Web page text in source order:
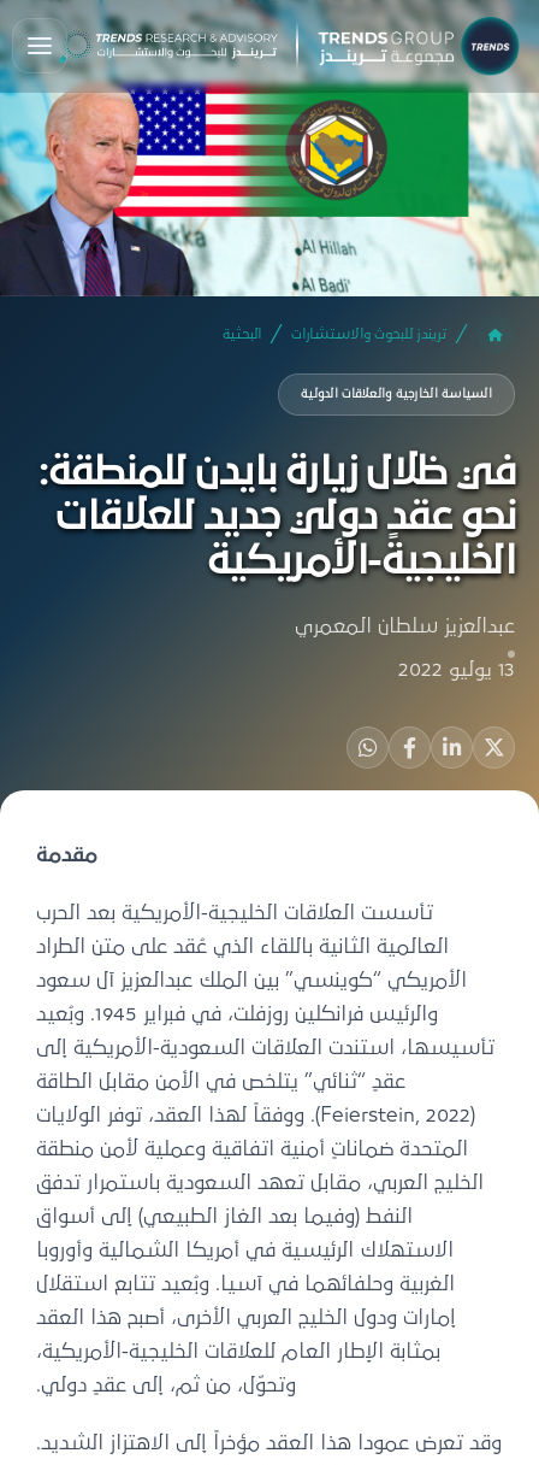
تريندز للبحوث والاستشارات البحثية
السياسة الخارجية والعلاقات الدولية
في ظلال زيارة بايدن للمنطقة:
نحو عقدٍ دولي جديد للعلاقات
الخليجية-الأمريكية
عبدالعزيز سلطان المعمري
13 يوليو 2022
مقدمة
تأسست العلاقات الخليجية-الأمريكية بعد الحرب
العالمية الثانية باللقاء الذي عُقد على متن الطراد
الأمريكي “كوينسي” بين الملك عبدالعزيز آل سعود
والرئيس فرانكلين روزفلت، في فبراير 1945. وبُعيد
تأسيسها، استندت العلاقات السعودية-الأمريكية إلى
عقدٍ “ثنائي” يتلخص في الأمن مقابل الطاقة
(Feierstein, 2022). ووفقاً لهذا العقد، توفر الولايات
المتحدة ضماناتٍ أمنية اتفاقية وعملية لأمن منطقة
الخليج العربي، مقابل تعهد السعودية باستمرار تدفق
النفط (وفيما بعد الغاز الطبيعي) إلى أسواق
الاستهلاك الرئيسية في أمريكا الشمالية وأوروبا
الغربية وحلفائهما في آسيا. وبُعيد تتابع استقلال
إمارات ودول الخليج العربي الأخرى، أصبح هذا العقد
بمثابة الإطار العام للعلاقات الخليجية-الأمريكية،
وتحوّل، من ثم، إلى عقدٍ دولي.
وقد تعرض عمودا هذا العقد مؤخراً إلى الاهتزاز الشديد.